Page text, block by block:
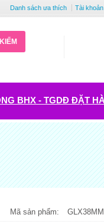
Danh sách ưa thích Tài khoản
BHX - TGDĐ ĐẶT
Mã sản phẩm: GLX38MM